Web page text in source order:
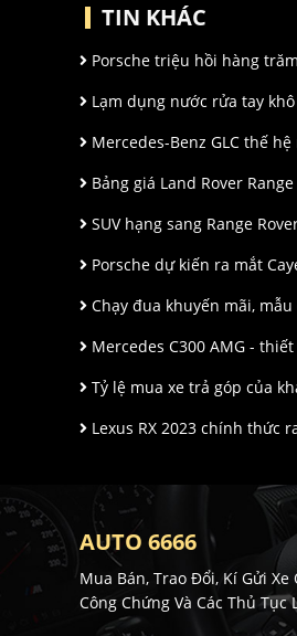
TIN KHÁC
Porsche triệu hồi hàng
Lạm dụng nước rửa tay
Mercedes-Benz GLC thế
Bảng giá Land Rover
SUV hạng sang Range
Porsche dự kiến ra mắt
Chạy đua khuyến mãi,
Mercedes C300 AMG -
Tỷ lệ mua xe trả góp của
Lexus RX 2023 chính thức
AUTO 6666
Mua Bán, Trao Đổi, Kí Gửi Xe
Công Chứng Và Các Thủ Tục